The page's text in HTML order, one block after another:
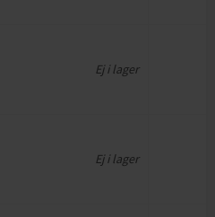
Ej i lager
Ej i lager